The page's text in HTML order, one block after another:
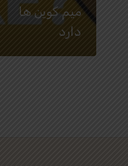
میم کوین ها
دارد